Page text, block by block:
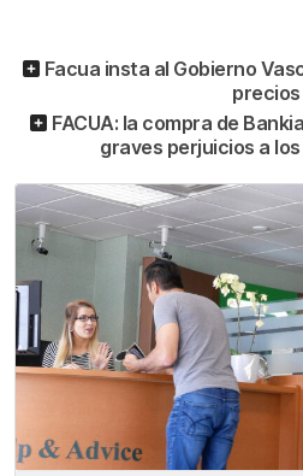
Facua insta al Gobierno
precios
FACUA: la compra de
graves perjuicios a